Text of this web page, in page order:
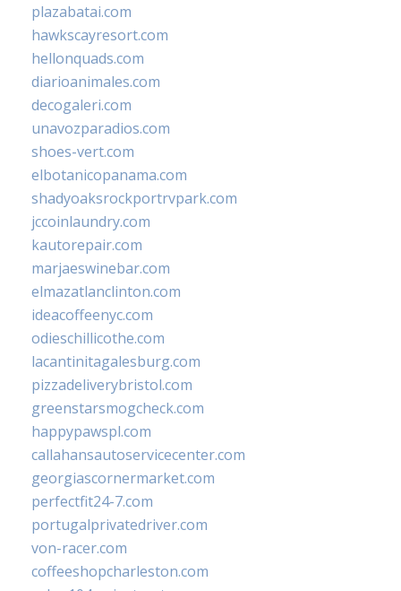
plazabatai.com
hawkscayresort.com
hellonquads.com
diarioanimales.com
decogaleri.com
unavozparadios.com
shoes-vert.com
elbotanicopanama.com
shadyoaksrockportrvpark.com
jccoinlaundry.com
kautorepair.com
marjaeswinebar.com
elmazatlanclinton.com
ideacoffeenyc.com
odieschillicothe.com
lacantinitagalesburg.com
pizzadeliverybristol.com
greenstarsmogcheck.com
happypawspl.com
callahansautoservicecenter.com
georgiascornermarket.com
perfectfit24-7.com
portugalprivatedriver.com
von-racer.com
coffeeshopcharleston.com